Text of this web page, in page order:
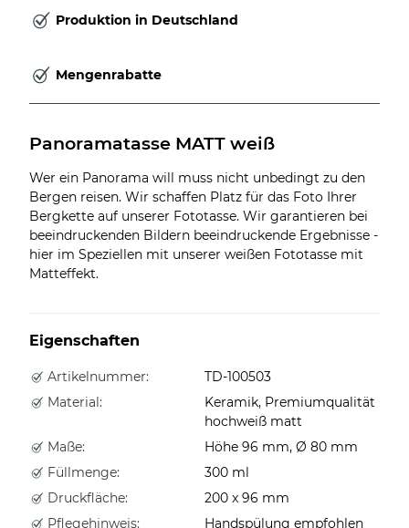
Produktion in Deutschland
Mengenrabatte
Panoramatasse MATT weiß
Wer ein Panorama will muss nicht unbedingt zu den
Bergen reisen. Wir schaffen Platz für das Foto Ihrer
Bergkette auf unserer Fototasse. Wir garantieren bei
beeindruckenden Bildern beeindruckende Ergebnisse -
hier im Speziellen mit unserer weißen Fototasse mit
Matteffekt.
Eigenschaften
Artikelnummer:
TD-100503
Material:
Keramik, Premiumqualität
hochweiß matt
Maße:
Höhe 96 mm, Ø 80 mm
Füllmenge:
300 ml
Druckfläche:
200 x 96 mm
Pflegehinweis:
Handspülung empfohlen